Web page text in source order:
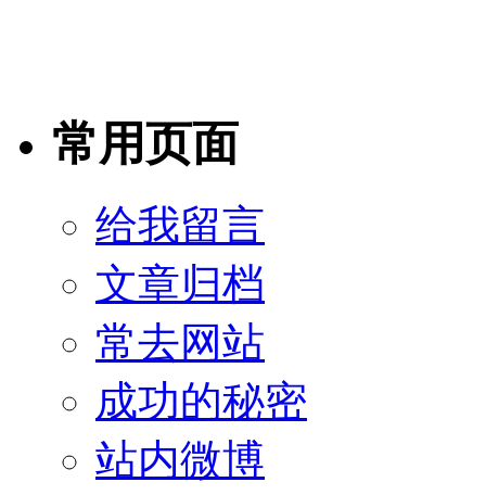
常用页面
给我留言
文章归档
常去网站
成功的秘密
站内微博